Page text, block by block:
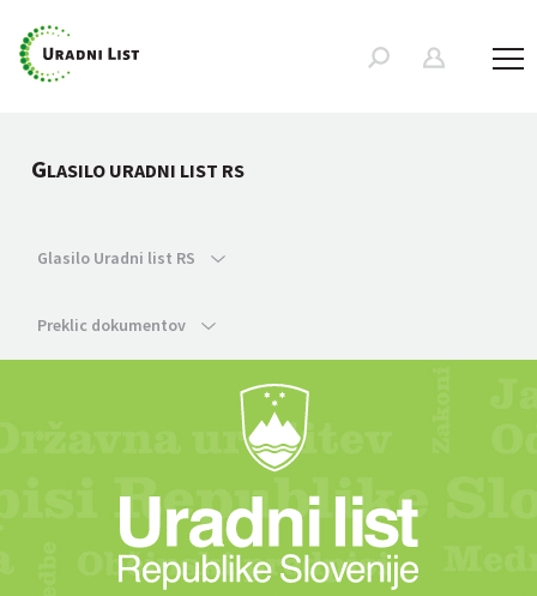
GLASILO URADNI LIST RS
Glasilo Uradni list RS
Preklic dokumentov